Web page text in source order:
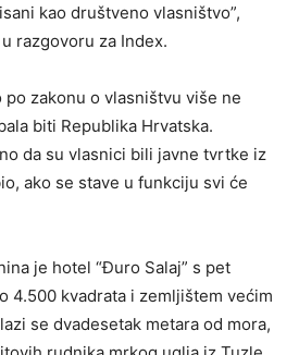
kao društveno vlasništvo”,
razgovoru za Index.
zakonu o vlasništvu više ne
biti Republika Hrvatska.
da su vlasnici bili javne tvrtke iz
ako se stave u funkciju svi će
je hotel “Đuro Salaj” s pet
4.500 kvadrata i zemljištem većim
se dvadesetak metara od mora,